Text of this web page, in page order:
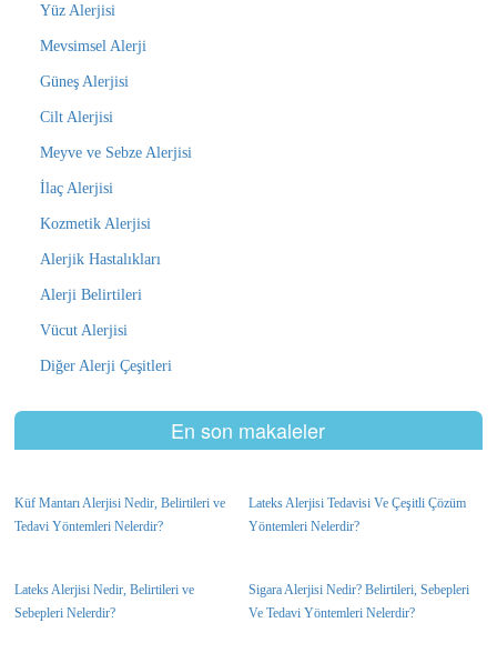
Yüz Alerjisi
Mevsimsel Alerji
Güneş Alerjisi
Cilt Alerjisi
Meyve ve Sebze Alerjisi
İlaç Alerjisi
Kozmetik Alerjisi
Alerjik Hastalıkları
Alerji Belirtileri
Vücut Alerjisi
Diğer Alerji Çeşitleri
En son makaleler
Küf Mantarı Alerjisi Nedir, Belirtileri ve
Tedavi Yöntemleri Nelerdir?
Lateks Alerjisi Tedavisi Ve Çeşitli Çözüm
Yöntemleri Nelerdir?
Lateks Alerjisi Nedir, Belirtileri ve
Sebepleri Nelerdir?
Sigara Alerjisi Nedir? Belirtileri, Sebepleri
Ve Tedavi Yöntemleri Nelerdir?